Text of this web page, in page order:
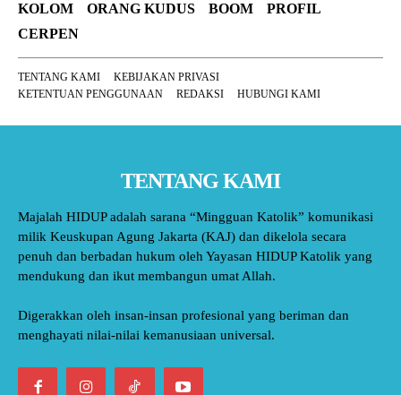
KOLOM
ORANG KUDUS BOOM
PROFIL
CERPEN
TENTANG KAMI
KEBIJAKAN PRIVASI
KETENTUAN PENGGUNAAN
REDAKSI HUBUNGI KAMI
TENTANG KAMI
Majalah HIDUP adalah sarana “Mingguan Katolik” komunikasi
milik Keuskupan Agung Jakarta (KAJ) dan dikelola secara
penuh dan berbadan hukum oleh Yayasan HIDUP Katolik yang
mendukung dan ikut membangun umat Allah.
Digerakkan oleh insan-insan profesional yang beriman dan
menghayati nilai-nilai kemanusiaan universal.